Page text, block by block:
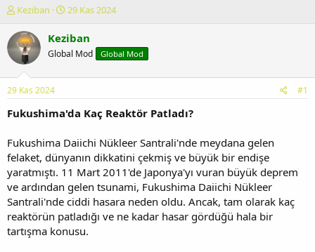
K
n
u
y
b
a
ş
t
a
n
Keziban
B
ş
a
ç
r
i
h
i
29 Kas 2024
Keziban
Global Mod Global Mod
29 Kas 2024 #1
Fukushima'da Kaç Reaktör Patladı?
Fukushima Daiichi Nükleer Santrali'nde meydana gelen
felaket, dünyanın dikkatini çekmiş ve büyük bir endişe
yaratmıştı. 11 Mart 2011'de Japonya'yı vuran büyük deprem
ve ardından gelen tsunami, Fukushima Daiichi Nükleer
Santrali'nde ciddi hasara neden oldu. Ancak, tam olarak kaç
reaktörün patladığı ve ne kadar hasar gördüğü hala bir
tartışma konusu.